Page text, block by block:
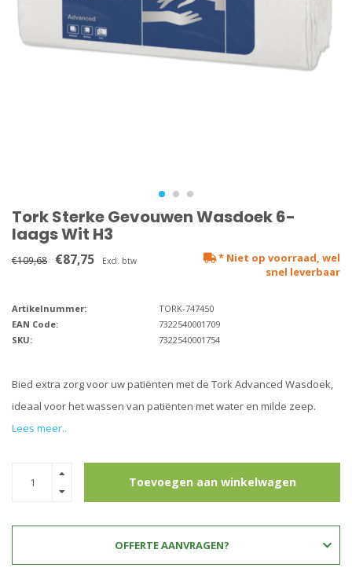
Tork Sterke Gevouwen Wasdoek 6-
laags Wit H3
€109,68 €87,75 Excl. btw
* Niet op voorraad, wel
snel leverbaar
Artikelnummer:
TORK-747450
EAN Code:
7322540001709
SKU:
7322540001754
Bied extra zorg voor uw patiënten met de Tork Advanced Wasdoek,
ideaal voor het wassen van patiënten met water en milde zeep.
Lees meer..
Toevoegen aan winkelwagen
OFFERTE AANVRAGEN?